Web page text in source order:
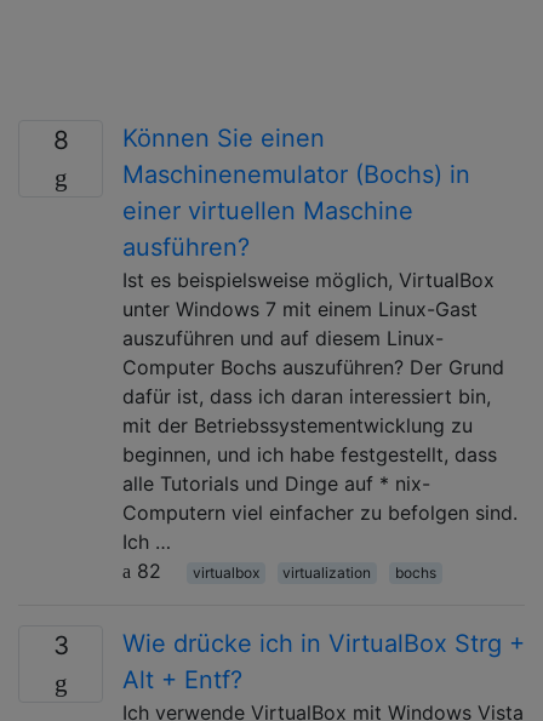
8
Können Sie einen
Maschinenemulator (Bochs) in
einer virtuellen Maschine
ausführen?
Ist es beispielsweise möglich, VirtualBox
unter Windows 7 mit einem Linux-Gast
auszuführen und auf diesem Linux-
Computer Bochs auszuführen? Der Grund
dafür ist, dass ich daran interessiert bin,
mit der Betriebssystementwicklung zu
beginnen, und ich habe festgestellt, dass
alle Tutorials und Dinge auf * nix-
Computern viel einfacher zu befolgen sind.
Ich …
82
virtualbox virtualization bochs
3
Wie drücke ich in VirtualBox Strg +
Alt + Entf?
Ich verwende VirtualBox mit Windows Vista